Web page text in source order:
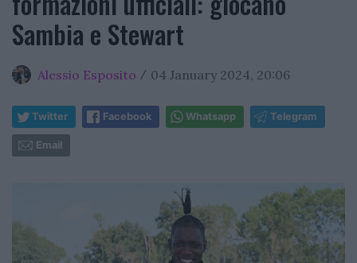
Sambia e Stewart
Alessio Esposito / 04 January 2024, 20:06
Twitter Facebook Whatsapp Telegram
Email